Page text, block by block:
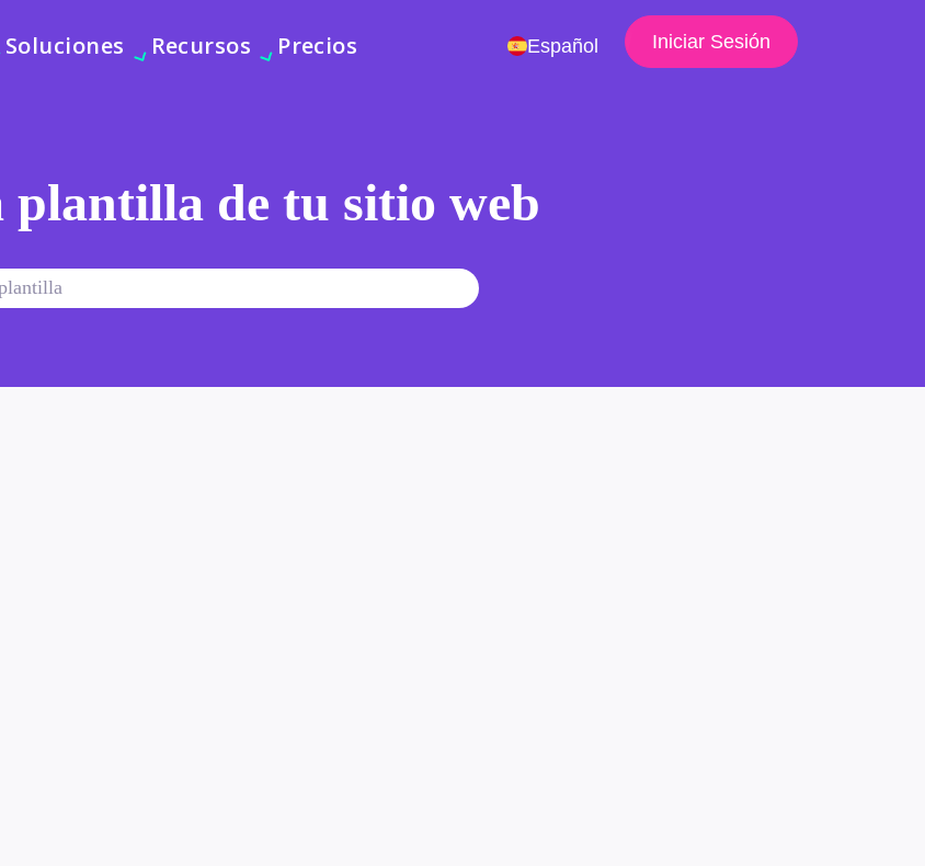
Soluciones Recursos Precios Español Iniciar Sesión
plantilla de tu sitio web